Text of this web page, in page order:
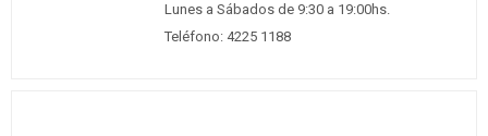
Lunes a Sábados de 9:30 a 19:00hs.
Teléfono: 4225 1188